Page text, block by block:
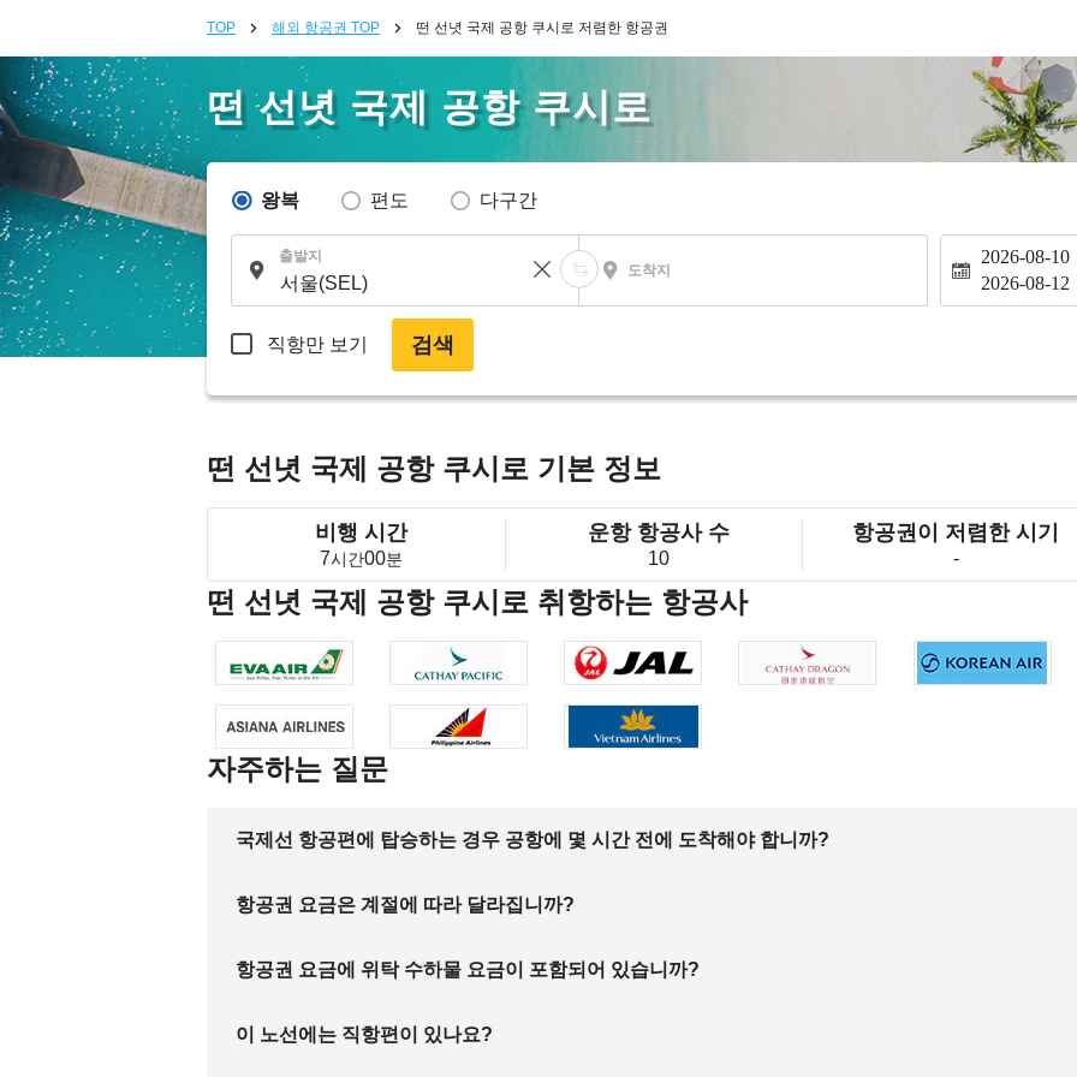
TOP 해외 항공권 TOP 떤 선녓 국제 공항 쿠시로 저렴한 항공권
떤 선녓 국제 공항 쿠시로
왕복 편도 다구간
출발지
도착지
2026-08-10
2026-08-12
직항만 보기 검색
떤 선녓 국제 공항 쿠시로 기본 정보
비행 시간
7시간00분
운항 항공사 수
10
항공권이 저렴한 시기
-
떤 선녓 국제 공항 쿠시로 취항하는 항공사
자주하는 질문
국제선 항공편에 탑승하는 경우 공항에 몇 시간 전에 도착해야 합니까?
항공권 요금은 계절에 따라 달라집니까?
항공권 요금에 위탁 수하물 요금이 포함되어 있습니까?
이 노선에는 직항편이 있나요?